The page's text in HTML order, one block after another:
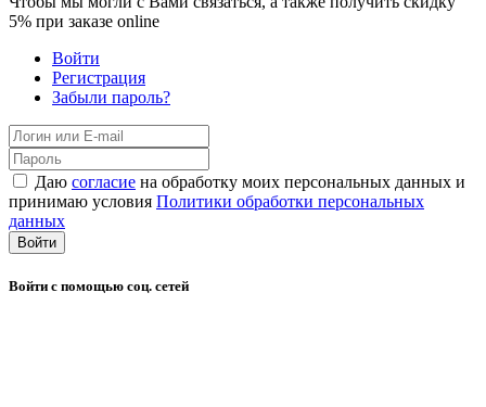
5% при заказе online
Войти
Регистрация
Забыли пароль?
Даю согласие на обработку моих персональных данных и
принимаю условия Политики обработки персональных
данных
Войти
Войти с помощью соц. сетей